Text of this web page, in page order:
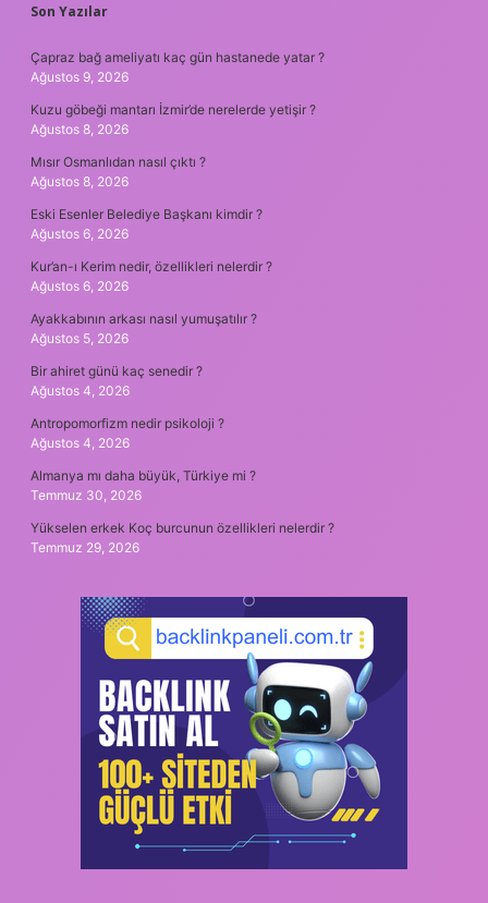
SIDEBAR
Son Yazılar
Çapraz bağ ameliyatı kaç gün hastanede yatar ?
Ağustos 9, 2026
Kuzu göbeği mantarı İzmir’de nerelerde yetişir ?
Ağustos 8, 2026
Mısır Osmanlıdan nasıl çıktı ?
Ağustos 8, 2026
Eski Esenler Belediye Başkanı kimdir ?
Ağustos 6, 2026
Kur’an-ı Kerim nedir, özellikleri nelerdir ?
Ağustos 6, 2026
Ayakkabının arkası nasıl yumuşatılır ?
Ağustos 5, 2026
Bir ahiret günü kaç senedir ?
Ağustos 4, 2026
Antropomorfizm nedir psikoloji ?
Ağustos 4, 2026
Almanya mı daha büyük, Türkiye mi ?
Temmuz 30, 2026
Yükselen erkek Koç burcunun özellikleri nelerdir ?
Temmuz 29, 2026